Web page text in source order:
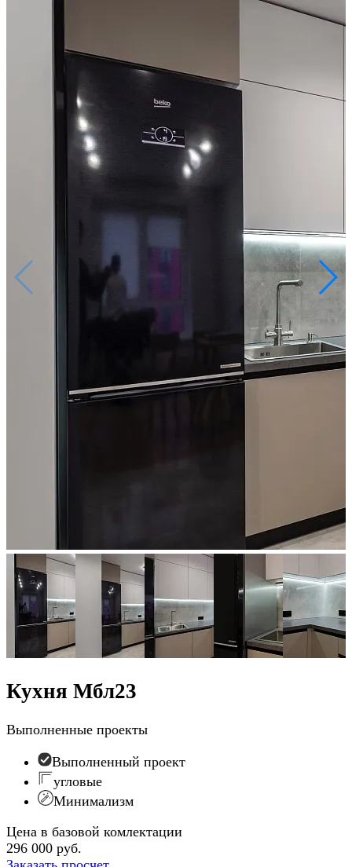
Кухня Мбл23
Выполненные проекты
Выполненный проект
угловые
Минимализм
Цена в базовой комлектации
296 000 руб.